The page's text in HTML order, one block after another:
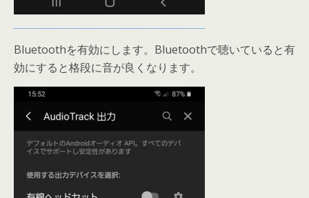
Bluetoothを有効にします。Bluetoothで聴いていると有
効にすると格段に音が良くなります。